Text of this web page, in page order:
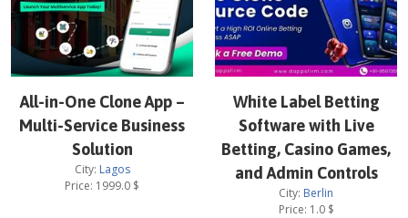
All-in-One Clone App –
Multi-Service Business
Solution
City: Lagos
Price: 1999.0 $
White Label Betting
Software with Live
Betting, Casino Games,
and Admin Controls
City: Berlin
Price: 1.0$